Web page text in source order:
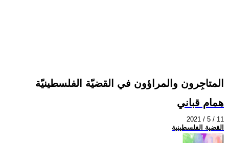
المتاجِرون والمراؤون في القضيّة الفلسطينيّة
همام قباني
2021 / 5 / 11
القضية الفلسطينية